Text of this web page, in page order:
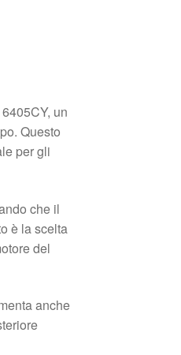
un
Questo
per gli
che il
è la scelta
del
anche